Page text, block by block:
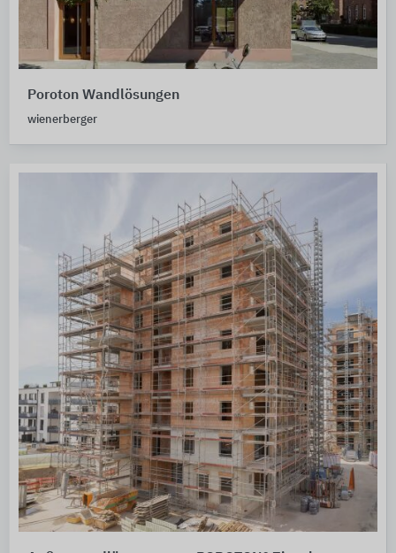
Poroton Wandlösungen
wienerberger